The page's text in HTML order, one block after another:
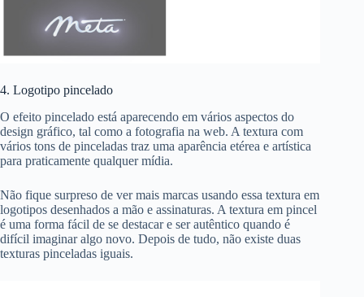
4. Logotipo pincelado
O efeito pincelado está aparecendo em vários aspectos do
design gráfico, tal como a fotografia na web. A textura com
vários tons de pinceladas traz uma aparência etérea e artística
para praticamente qualquer mídia.
Não fique surpreso de ver mais marcas usando essa textura em
logotipos desenhados a mão e assinaturas. A textura em pincel
é uma forma fácil de se destacar e ser autêntico quando é
difícil imaginar algo novo. Depois de tudo, não existe duas
texturas pinceladas iguais.